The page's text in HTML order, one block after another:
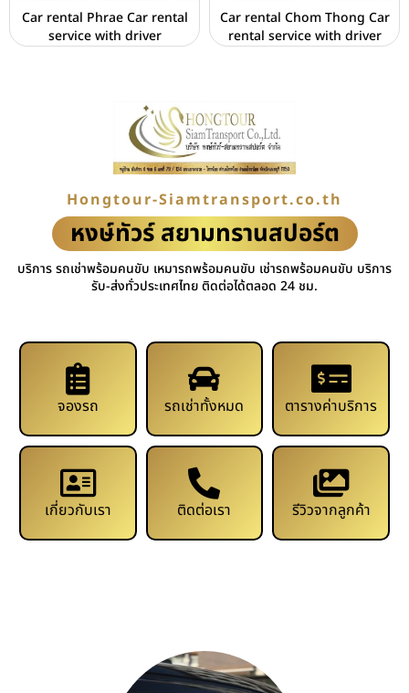
Car rental Phrae Car rental
service with driver
Car rental Chom Thong Car
rental service with driver
Hongtour-Siamtransport.co.th
หงษ์ทัวร์ สยามทรานสปอร์ต
บริการ รถเช่าพร้อมคนขับ เหมารถพร้อมคนขับ เช่ารถพร้อมคนขับ บริการ
รับ-ส่งทั่วประเทศไทย ติดต่อได้ตลอด 24 ชม.
จองรถ รถเช่าทั้งหมด ตารางค่าบริการ
เกี่ยวกับเรา ติดต่อเรา รีวิวจากลูกค้า